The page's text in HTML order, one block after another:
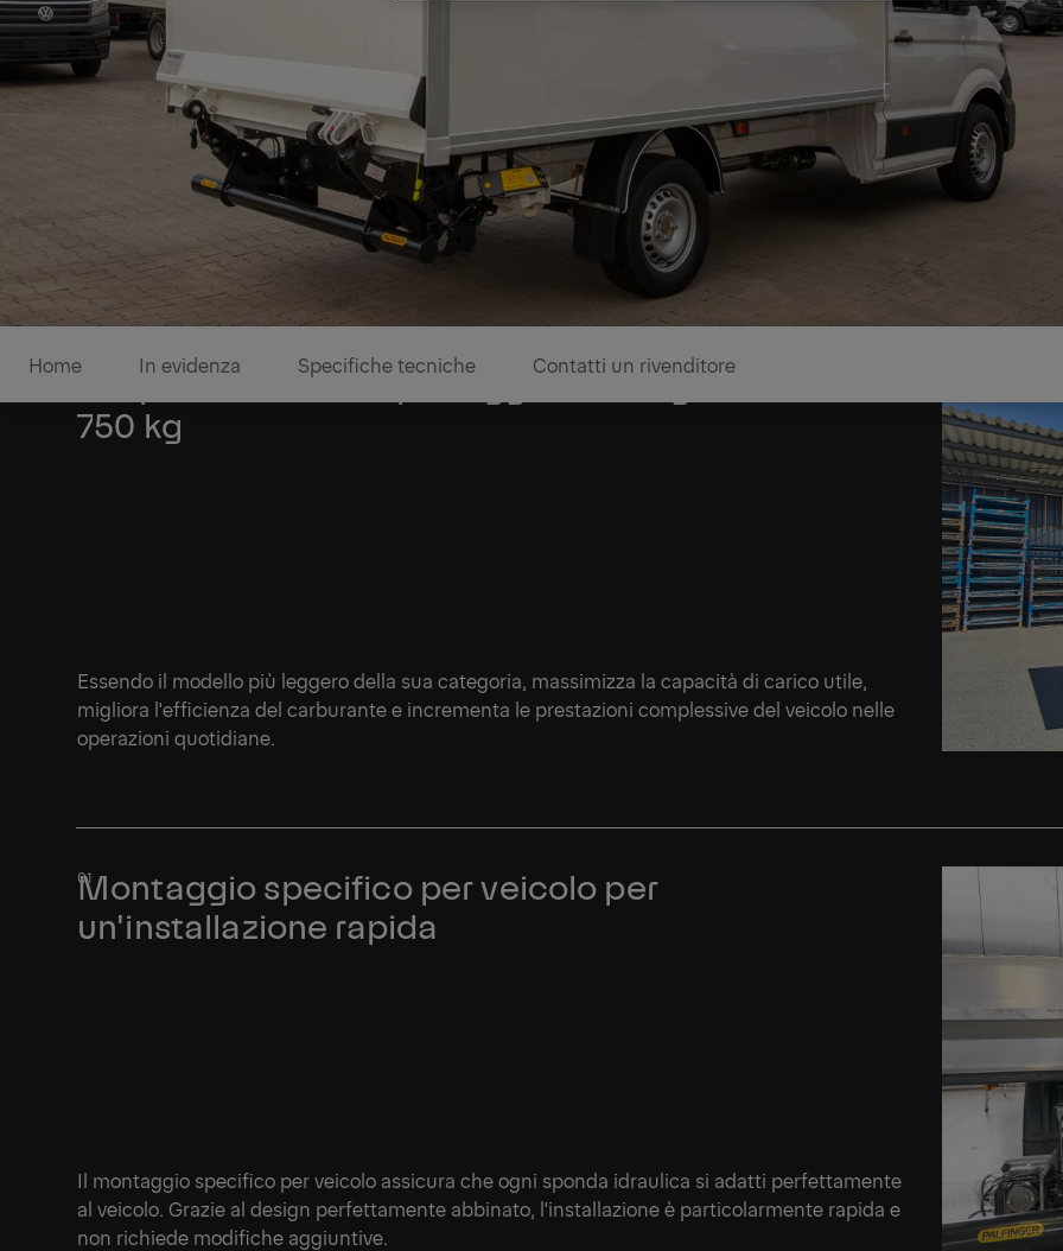
Home In evidenza Specifiche tecniche Contatti un rivenditore
La sponda idraulica più leggera nella gamma da
750 kg
Essendo il modello più leggero della sua categoria, massimizza la capacità di carico utile,
migliora l'efficienza del carburante e incrementa le prestazioni complessive del veicolo nelle
operazioni quotidiane.
Montaggio specifico per veicolo per
un'installazione rapida
Il montaggio specifico per veicolo assicura che ogni sponda idraulica si adatti perfettamente
al veicolo. Grazie al design perfettamente abbinato, l'installazione è particolarmente rapida e
non richiede modifiche aggiuntive.